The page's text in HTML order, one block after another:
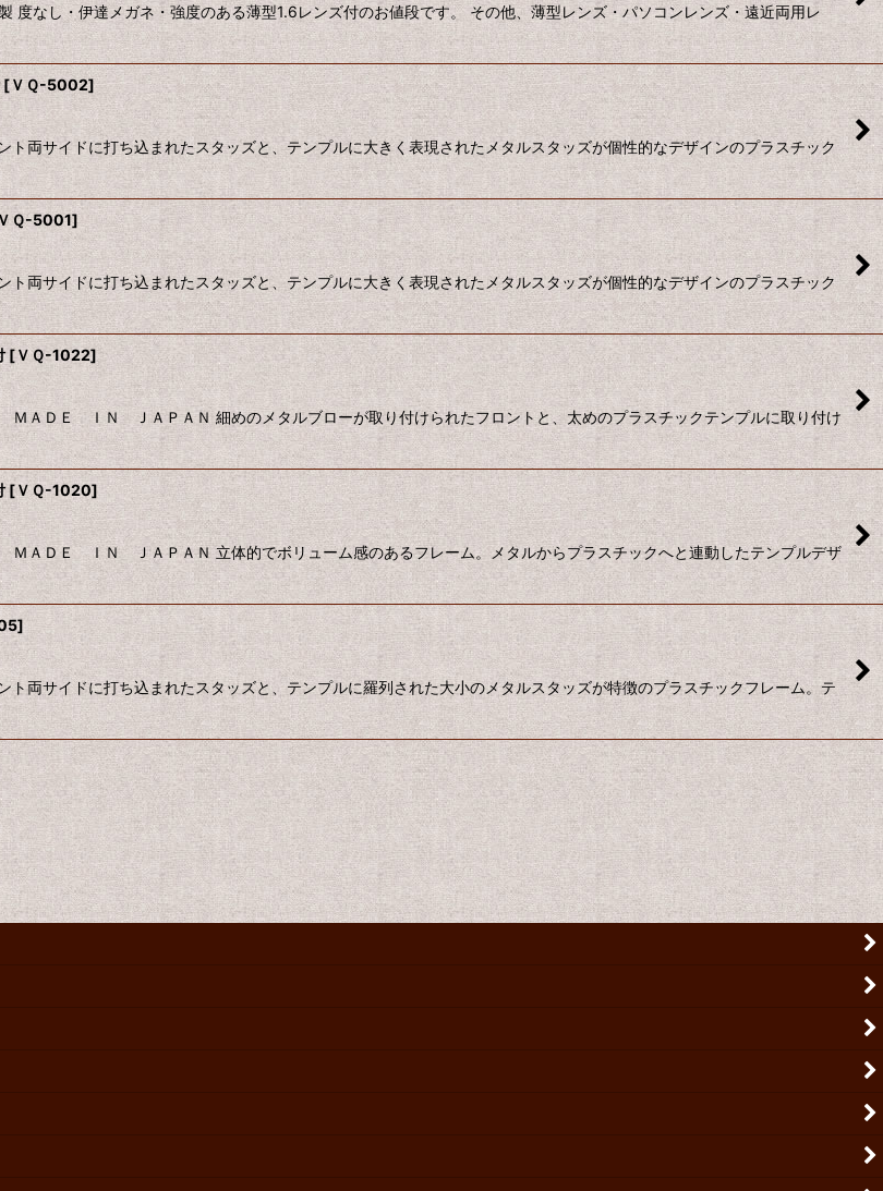
なし・伊達メガネ・強度のある薄型1.6レンズ付のお値段です。 その他、薄型レンズ・パソコンレンズ・遠近両用レ
[ＶＱ-5002]
両サイドに打ち込まれたスタッズと、テンプルに大きく表現されたメタルスタッズが個性的なデザインのプラスチック
ＶＱ-5001]
両サイドに打ち込まれたスタッズと、テンプルに大きく表現されたメタルスタッズが個性的なデザインのプラスチック
[ＶＱ-1022]
ＡＤＥ ＩＮ ＪＡＰＡＮ 細めのメタルブローが取り付けられたフロントと、太めのプラスチックテンプルに取り付け
[ＶＱ-1020]
ＡＤＥ ＩＮ ＪＡＰＡＮ 立体的でボリューム感のあるフレーム。メタルからプラスチックへと連動したテンプルデザ
]
両サイドに打ち込まれたスタッズと、テンプルに羅列された大小のメタルスタッズが特徴のプラスチックフレーム。テ